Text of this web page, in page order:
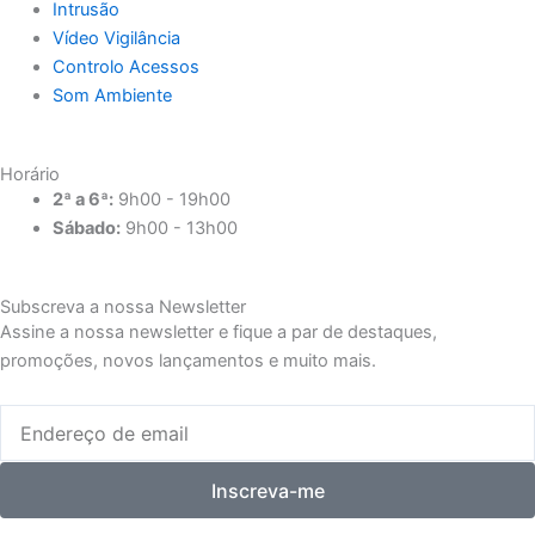
Intrusão
Vídeo Vigilância
Controlo Acessos
Som Ambiente
Horário
2ª a 6ª:9h00 - 19h00
Sábado:9h00 - 13h00
Subscreva a nossa Newsletter
Assine a nossa newsletter e fique a par de destaques,
promoções, novos lançamentos e muito mais.
Inscreva-me